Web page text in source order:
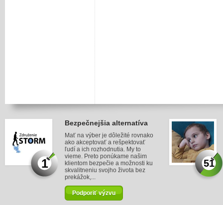
1
Bezpečnejšia alternatíva
Mať na výber je dôležité rovnako
ako akceptovať a rešpektovať
ľudí a ich rozhodnutia. My to
vieme. Preto ponúkame našim
klientom bezpečie a možnosti ku
skvalitneniu svojho života bez
prekážok,...
Podporiť výzvu
51